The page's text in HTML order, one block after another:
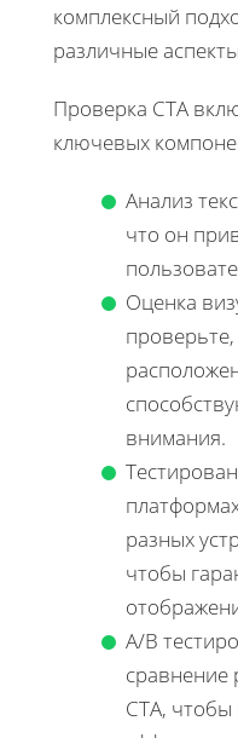
комплексный
различные
Проверка CTA
ключевых
Анализ
что он
Оценка
внимания.
разных
чтобы
А/B
сравнение
CTA,